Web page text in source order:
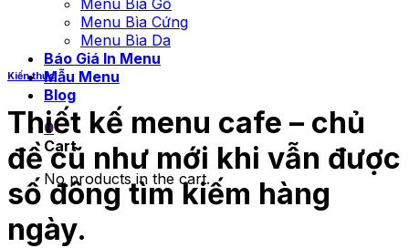
Menu Bìa Gỗ
Menu Bìa Cứng
Menu Bìa Da
Báo Giá In Menu
Mẫu Menu
Blog
0
Cart
No products in the cart.
Kiến thức
Thiết kế menu cafe – chủ
đề cũ như mới khi vẫn được
số đông tìm kiếm hàng
ngày.